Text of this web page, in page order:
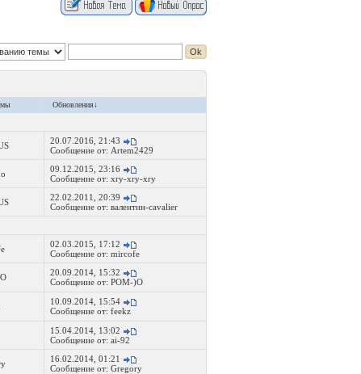
Обновления↓
20.07.2016, 21:43
Сообщение от: Artem2429
09.12.2015, 23:16
Сообщение от: xry-xry-xry
22.02.2011, 20:39
Сообщение от: валентин-cavalier
02.03.2015, 17:12
Сообщение от: mircofe
20.09.2014, 15:32
Сообщение от: POM-)O
10.09.2014, 15:54
Сообщение от: feekz
15.04.2014, 13:02
Сообщение от: ai-92
16.02.2014, 01:21
Сообщение от: Gregory